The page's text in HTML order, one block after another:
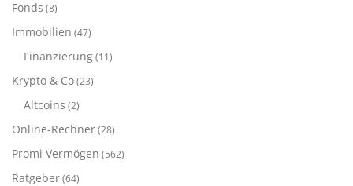
Fonds (8)
Immobilien (47)
Finanzierung(11)
Krypto & Co(23)
Altcoins (2)
Online-Rechner(28)
Promi Vermögen (562)
Ratgeber(64)